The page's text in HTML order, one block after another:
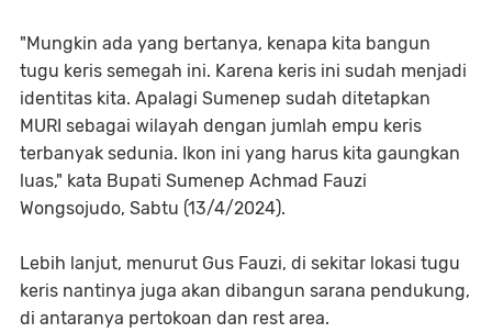
"Mungkin ada yang bertanya, kenapa kita bangun
tugu keris semegah ini. Karena keris ini sudah menjadi
identitas kita. Apalagi Sumenep sudah ditetapkan
MURI sebagai wilayah dengan jumlah empu keris
terbanyak sedunia. Ikon ini yang harus kita gaungkan
luas," kata Bupati Sumenep Achmad Fauzi
Wongsojudo, Sabtu (13/4/2024).
Lebih lanjut, menurut Gus Fauzi, di sekitar lokasi tugu
keris nantinya juga akan dibangun sarana pendukung,
di antaranya pertokoan dan rest area.